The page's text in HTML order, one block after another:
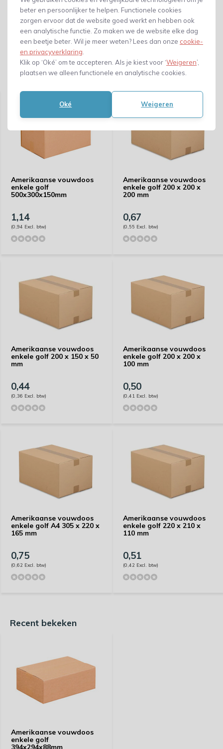
beter en persoonlijker te helpen. Functionele cookies
zorgen ervoor dat de website goed werkt en hebben ook
een analytische functie. Zo maken we de website elke dag
een beetje beter. Wil je meer weten? Lees dan onze cookie-
en privacyverklaring
Klik op ‘Oké’ om te accepteren. Als je kiest voor ‘Weigeren’,
plaatsen we alleen functionele en analytische cookies.
Oké Weigeren
Gerelateerde producten
Amerikaanse vouwdoos
enkele golf
500x300x150mm
1,14
(0,94 Excl. btw)
Amerikaanse vouwdoos
enkele golf 200 x 200 x
200 mm
0,67
(0,55 Excl. btw)
Amerikaanse vouwdoos
enkele golf 200 x 150 x 50
mm
0,44
(0,36 Excl. btw)
Amerikaanse vouwdoos
enkele golf 200 x 200 x
100 mm
0,50
(0,41 Excl. btw)
Amerikaanse vouwdoos
enkele golf A4 305 x 220 x
165 mm
0,75
(0,62 Excl. btw)
Amerikaanse vouwdoos
enkele golf 220 x 210 x
110 mm
0,51
(0,42 Excl. btw)
Recent bekeken
Amerikaanse vouwdoos
enkele golf
394x294x88mm